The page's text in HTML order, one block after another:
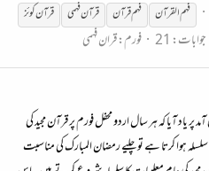
فہم القرآن فہمقرآن قرآنفہمی قرآنکوئز
جوابات: 21 فورم:قران فہمی
پر یاد آیا کہ ہر سال اردو محفل فورم پر قرآن مجید کی
ہوا کرتا ہے تو چلیے رمضان المبارک کی مناسبت